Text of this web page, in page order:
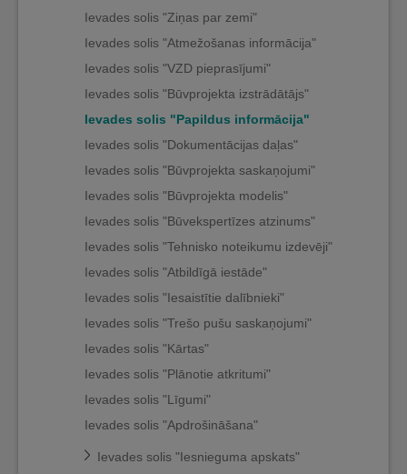
Ievades solis "Ziņas par zemi"
Ievades solis "Atmežošanas informācija"
Ievades solis "VZD pieprasījumi"
Ievades solis "Būvprojekta izstrādātājs"
Ievades solis "Papildus informācija"
Ievades solis "Dokumentācijas daļas"
Ievades solis "Būvprojekta saskaņojumi"
Ievades solis "Būvprojekta modelis"
Ievades solis "Būvekspertīzes atzinums"
Ievades solis "Tehnisko noteikumu izdevēji"
Ievades solis "Atbildīgā iestāde"
Ievades solis "Iesaistītie dalībnieki"
Ievades solis "Trešo pušu saskaņojumi"
Ievades solis "Kārtas"
Ievades solis "Plānotie atkritumi"
Ievades solis "Līgumi"
Ievades solis "Apdrošināšana"
Ievades solis "Iesnieguma apskats"